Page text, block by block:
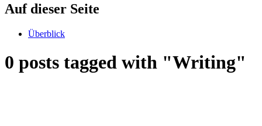
Auf dieser Seite
Überblick
0 posts tagged with "Writing"